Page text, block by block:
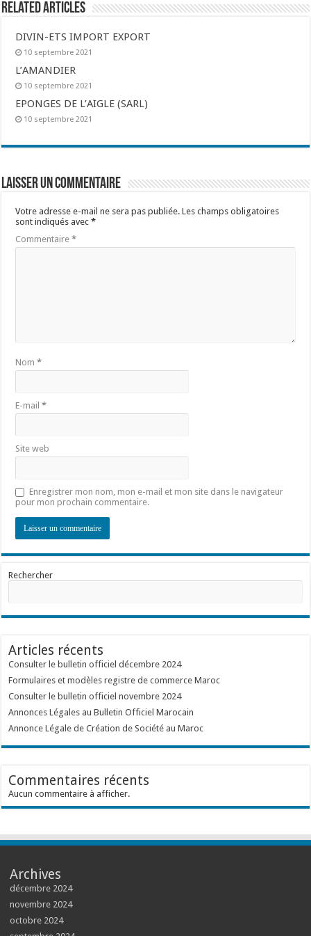
Related Articles
DIVIN-ETS IMPORT EXPORT
10 septembre 2021
L’AMANDIER
10 septembre 2021
EPONGES DE L’AIGLE (SARL)
10 septembre 2021
Laisser un commentaire
Votre adresse e-mail ne sera pas publiée. Les champs obligatoires
sont indiqués avec*
Commentaire*
Nom*
E-mail*
Site web
Enregistrer mon nom, mon e-mail et mon site dans le navigateur
pour mon prochain commentaire.
Rechercher
Articles récents
Consulter le bulletin officiel décembre 2024
Formulaires et modèles registre de commerce Maroc
Consulter le bulletin officiel novembre 2024
Annonces Légales au Bulletin Officiel Marocain
Annonce Légale de Création de Société au Maroc
Commentaires récents
Aucun commentaire à afficher.
Archives
décembre 2024
novembre 2024
octobre 2024